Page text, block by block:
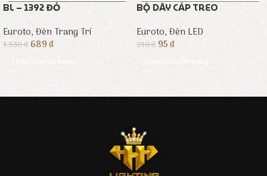
BL – 1392 ĐỎ
Euroto,Đèn Trang Trí
1.530₫ 689₫
Thêm vào giỏ hàng
BỘ DÂY CÁP TREO
Euroto,Đèn LED
210₫95₫
Thêm vào giỏ hàng